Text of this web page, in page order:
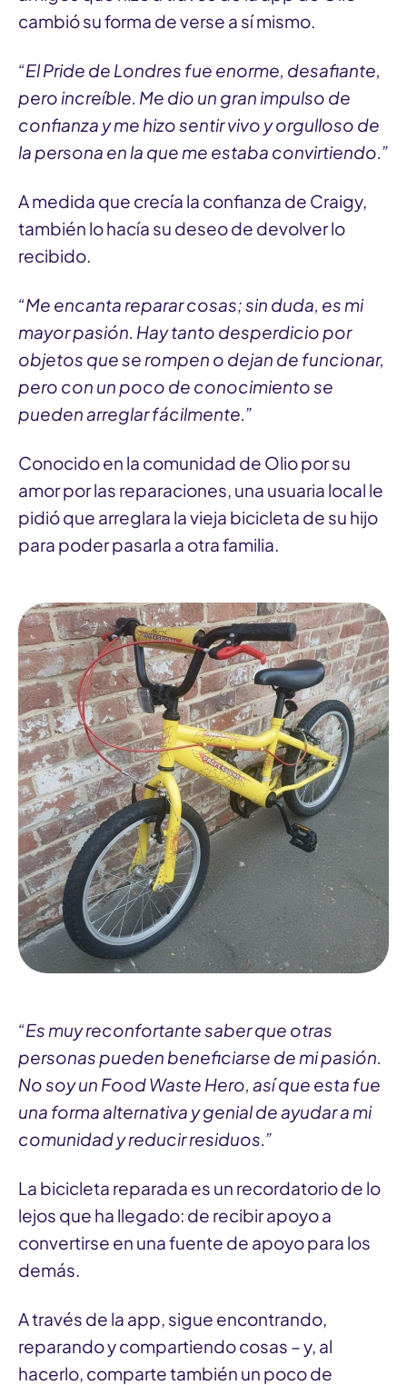
cambió su forma de verse a sí mismo.
“El Pride de Londres fue enorme, desafiante,
pero increíble. Me dio un gran impulso de
confianza y me hizo sentir vivo y orgulloso de
la persona en la que me estaba convirtiendo.”
A medida que crecía la confianza de Craigy,
también lo hacía su deseo de devolver lo
recibido.
“Me encanta reparar cosas; sin duda, es mi
mayor pasión. Hay tanto desperdicio por
objetos que se rompen o dejan de funcionar,
pero con un poco de conocimiento se
pueden arreglar fácilmente.”
Conocido en la comunidad de Olio por su
amor por las reparaciones, una usuaria local le
pidió que arreglara la vieja bicicleta de su hijo
para poder pasarla a otra familia.
“Es muy reconfortante saber que otras
personas pueden beneficiarse de mi pasión.
No soy un Food Waste Hero, así que esta fue
una forma alternativa y genial de ayudar a mi
comunidad y reducir residuos.”
La bicicleta reparada es un recordatorio de lo
lejos que ha llegado: de recibir apoyo a
convertirse en una fuente de apoyo para los
demás.
A través de la app, sigue encontrando,
reparando y compartiendo cosas – y, al
hacerlo, comparte también un poco de